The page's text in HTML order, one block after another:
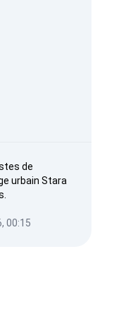
de
urbain Stara
00:15